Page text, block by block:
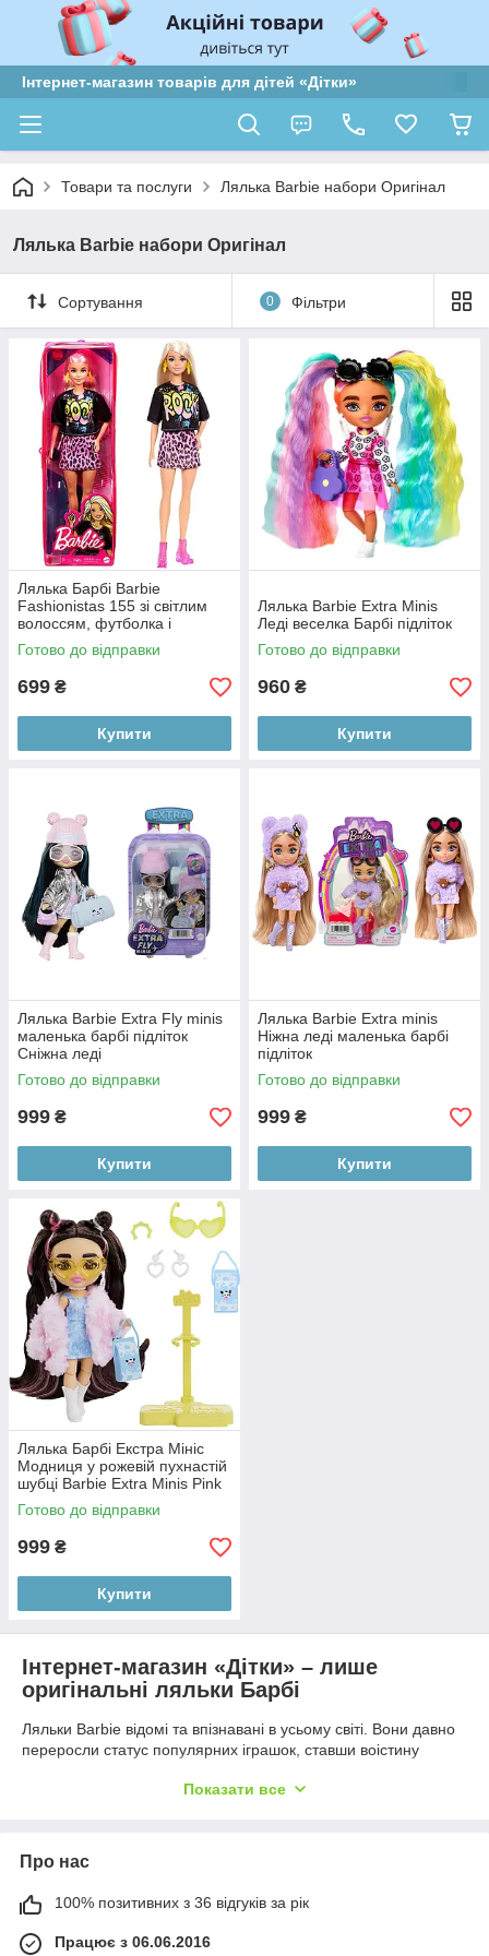
Інтернет-магазин товарів для дітей «Дітки»
Товари та послуги Лялька Barbie набори Оригінал
Лялька Barbie набори Оригінал
Сортування 0 Фільтри
Лялька Барбі Barbie
Fashionistas 155 зі світлим
волоссям, футболка і
спідниця в стилі рок
Готово до відправки
699 ₴
Купити
Лялька Barbie Extra Minis
Леді веселка Барбі підліток
Готово до відправки
960 ₴
Купити
Лялька Barbie Extra Fly minis
маленька барбі підліток
Cніжна леді
Готово до відправки
999 ₴
Купити
Лялька Barbie Extra minis
Ніжна леді маленька барбі
підліток
Готово до відправки
999 ₴
Купити
Лялька Барбі Екстра Мініс
Модниця у рожевій пухнастій
шубці Barbie Extra Minis Pink
Faux Fur Coat
Готово до відправки
999 ₴
Купити
Інтернет-магазин «Дітки» – лише
оригінальні ляльки Барбі
Ляльки Barbie відомі та впізнавані в усьому світі. Вони давно
переросли статус популярних іграшок, ставши воістину
Ютубі, роблять повноцінні мультики та навіть фільми, а
персонажів, а самі ляльки сьогодні часто йдуть у комплекті з
тематичними предметами та аксесуарами. На жаль, у цьому
тренді є і ложка дьогтю – велика кількість підроблених
іграшок. Але на сторінках нашого інтернет-магазину ви
можете бути спокійні – всі товари оригінальні, і засмучуватися
Показати все
Про нас
100% позитивних з 36 відгуків за рік
Працює з 06.06.2016